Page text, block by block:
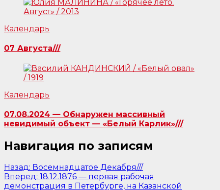
Календарь
07 Августа///
Календарь
07.08.2024 — Обнаружен массивный
невидимый объект — «Белый Карлик»///
Навигация по записям
Назад: Восемнадцатое Декабря///
Вперед: 18.12.1876 — первая рабочая
демонстрация в Петербурге, на Казанской